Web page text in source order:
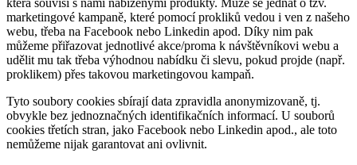
která souvisí s námi nabízenými produkty. Může se jednat o tzv.
marketingové kampaně, které pomocí prokliků vedou i ven z našeho
webu, třeba na Facebook nebo Linkedin apod. Díky nim pak
můžeme přiřazovat jednotlivé akce/proma k návštěvníkovi webu a
udělit mu tak třeba výhodnou nabídku či slevu, pokud projde (např.
proklikem) přes takovou marketingovou kampaň.
Tyto soubory cookies sbírají data zpravidla anonymizovaně, tj.
obvykle bez jednoznačných identifikačních informací. U souborů
cookies třetích stran, jako Facebook nebo Linkedin apod., ale toto
nemůžeme nijak garantovat ani ovlivnit.